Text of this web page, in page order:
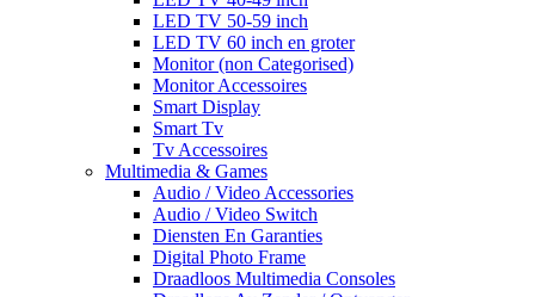
LED TV 50-59 inch
LED TV 60 inch en groter
Monitor (non Categorised)
Monitor Accessoires
Smart Display
Smart Tv
Tv Accessoires
Multimedia & Games
Audio / Video Accessories
Audio / Video Switch
Diensten En Garanties
Digital Photo Frame
Draadloos Multimedia Consoles